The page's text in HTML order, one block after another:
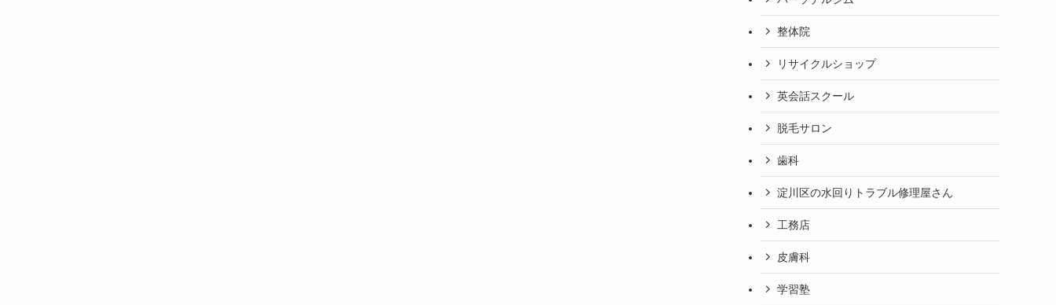
整体院
リサイクルショップ
英会話スクール
脱毛サロン
歯科
淀川区の水回りトラブル修理屋さん
工務店
皮膚科
学習塾